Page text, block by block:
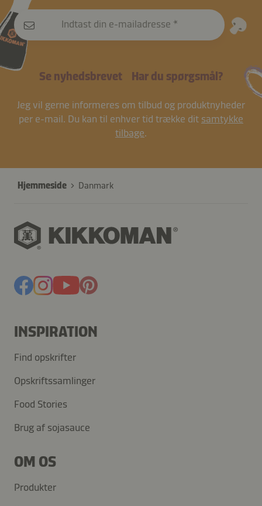
Indtast din e-mailadresse
Se nyhedsbrevet Har du spørgsmål?
Jeg vil gerne informeres om tilbud og produktnyheder
per e-mail. Du kan til enhver tid trække dit samtykke
tilbage.
Hjemmeside Danmark
INSPIRATION
Find opskrifter
Opskriftssamlinger
Food Stories
Brug af sojasauce
OM OS
Produkter